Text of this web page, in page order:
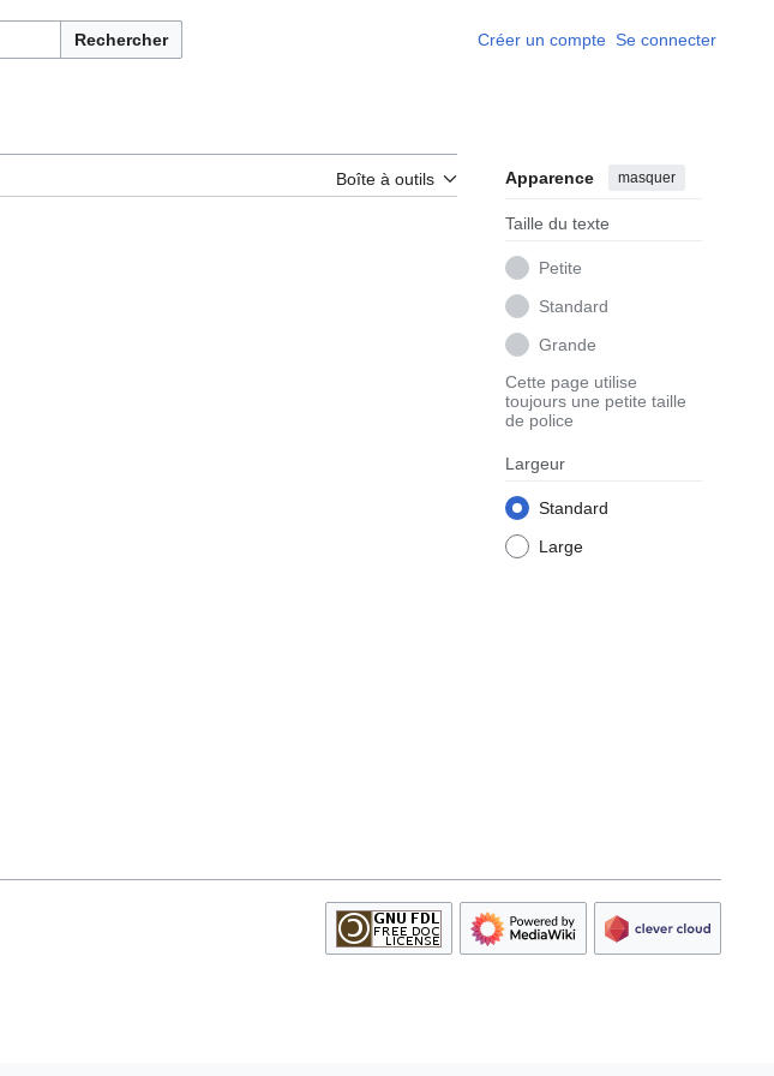
Rechercher Créer un compte Se connecter
Boîte à outils Apparence masquer
Taille du texte
Petite
Standard
Grande
Cette page utilise
toujours une petite taille
de police
Largeur
Standard
Large